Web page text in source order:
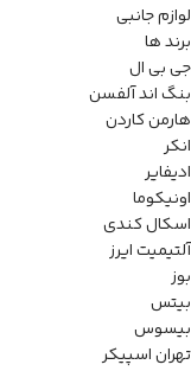
لوازم جانبی
برند ها
جی بی ال
بنگ اند آلفسن
هارمن کاردن
انکر
ادیفایر
اونیکوما
اسکال کندی
آلتیمیت ایرز
بوز
بیتس
بیسوس
تهران اسپیکر